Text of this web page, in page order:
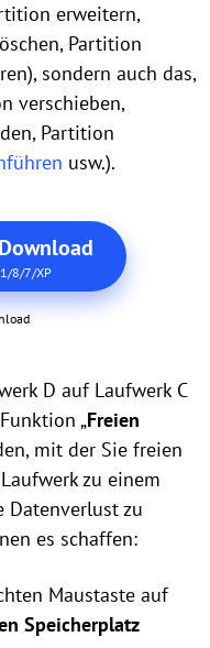
erweitern,
Partition
sondern auch das,
verschieben,
Partition
usw.).
8/7/XP
D auf Laufwerk C
„Freien
mit der Sie freien
zu einem
Datenverlust zu
es schaffen:
Maustaste auf
Speicherplatz